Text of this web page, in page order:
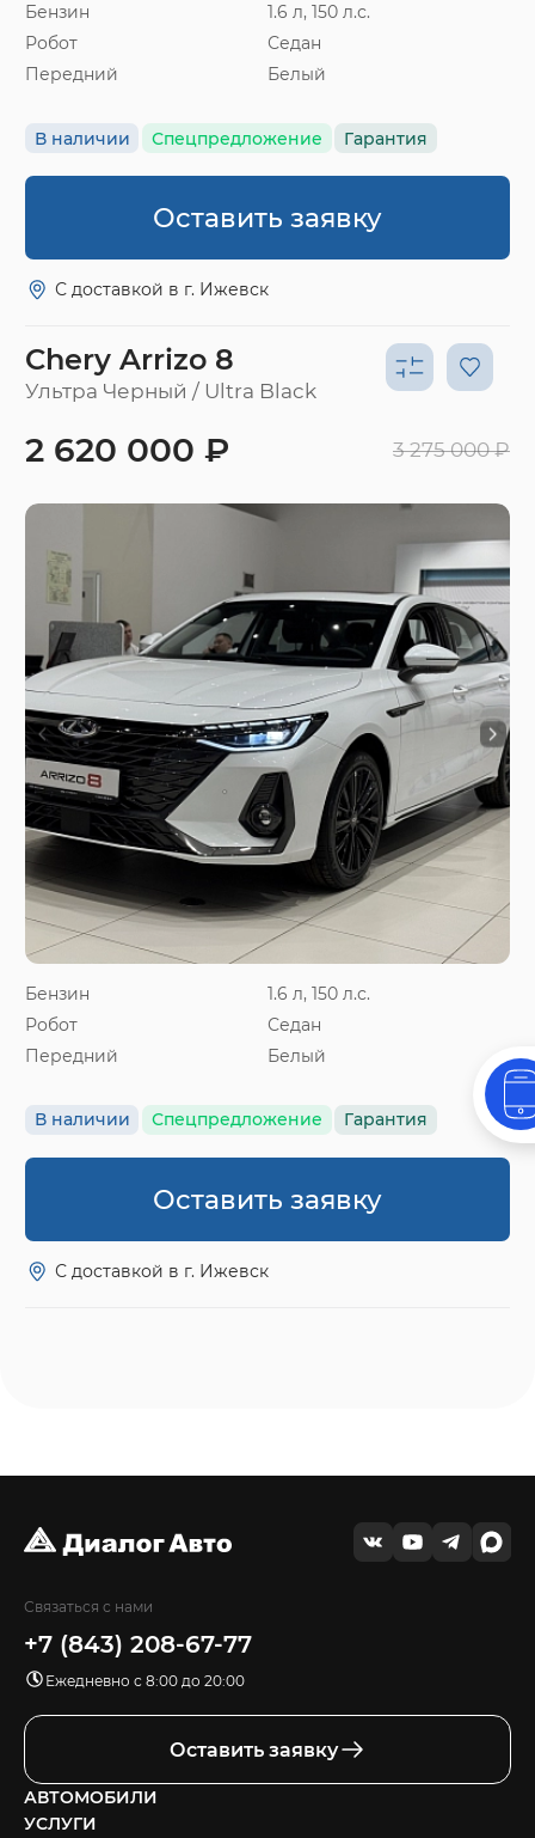
Бензин
1.6 л, 150 л.с.
Робот
Седан
Передний
Белый
В наличии Спецпредложение Гарантия
Оставить заявку
С доставкой в г. Ижевск
Chery Arrizo 8
Ультра Черный / Ultra Black
Бензин
1.6 л, 150 л.с.
Робот
Седан
Передний
Белый
В наличии Спецпредложение Гарантия
2 620 000 ₽ 3 275 000 ₽
Оставить заявку
С доставкой в г. Ижевск
Связаться с нами
+7 (843) 208-67-77
Ежедневно с 8:00 до 20:00
Оставить заявку
АВТОМОБИЛИ
УСЛУГИ